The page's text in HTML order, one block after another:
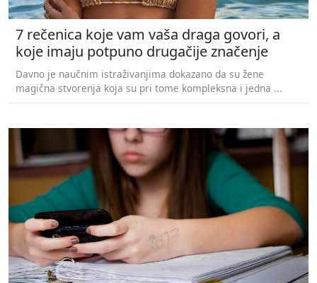
7 rečenica koje vam vaša draga govori, a
koje imaju potpuno drugačije značenje
Davno je naučnim istraživanjima dokazano da su žene
magična stvorenja koja su pri tome kompleksna i jedna ...